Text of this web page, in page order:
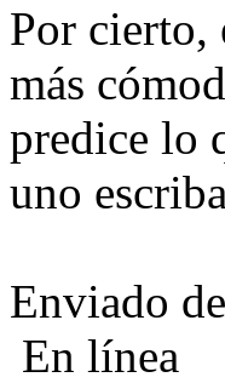
Por cierto,
más
predice lo
uno
Enviado
En línea